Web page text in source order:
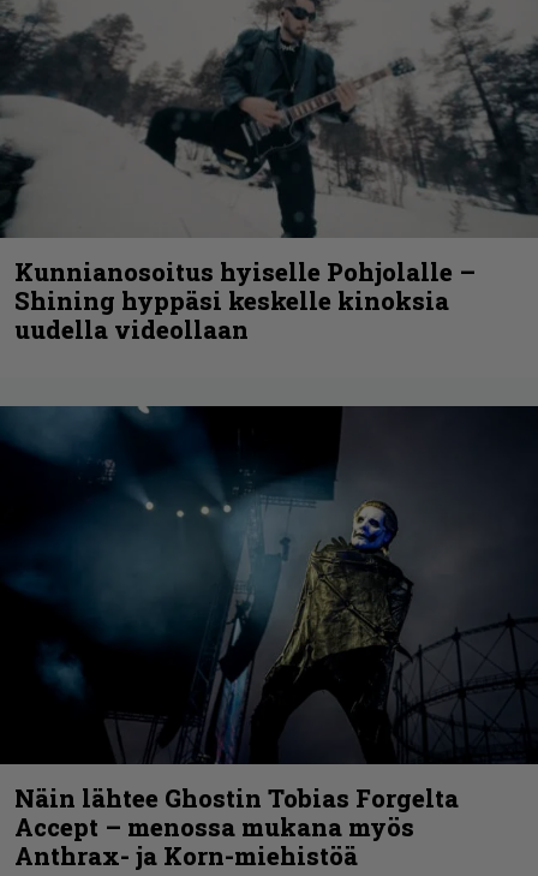
Kunnianosoitus hyiselle Pohjolalle –
Shining hyppäsi keskelle kinoksia
uudella videollaan
Näin lähtee Ghostin Tobias Forgelta
Accept – menossa mukana myös
Anthrax- ja Korn-miehistöä